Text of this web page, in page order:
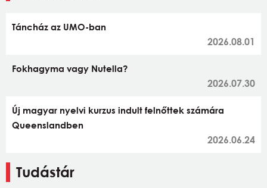
Táncház az UMO-ban
2026.08.01
Fokhagyma vagy Nutella?
2026.07.30
Új magyar nyelvi kurzus indult felnőttek számára
Queenslandben
2026.06.24
Tudástár